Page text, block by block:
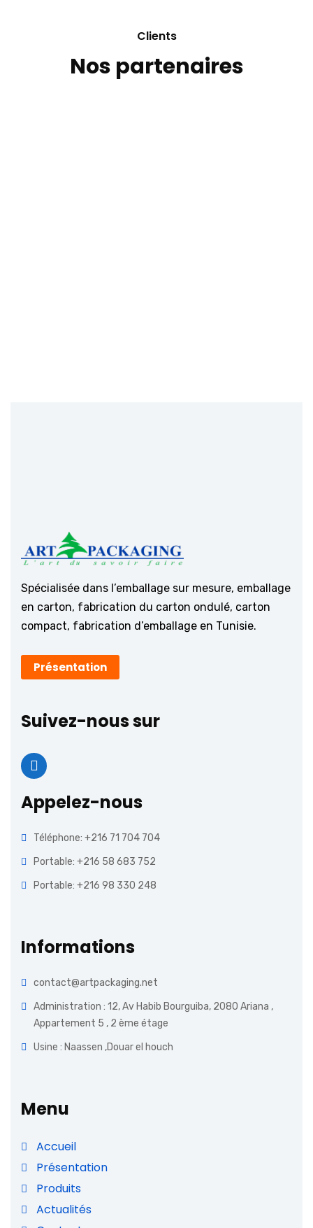
Clients
Nos partenaires
Spécialisée dans l’emballage sur mesure, emballage
en carton, fabrication du carton ondulé, carton
compact, fabrication d’emballage en Tunisie.
Présentation
Suivez-nous sur
Appelez-nous
Téléphone: +216 71 704 704
Portable: +216 58 683 752
Portable: +216 98 330 248
Informations
contact@artpackaging.net
Administration : 12, Av Habib Bourguiba, 2080 Ariana ,
Appartement 5 , 2 ème étage
Usine : Naassen ,Douar el houch
Menu
Accueil
Présentation
Produits
Actualités